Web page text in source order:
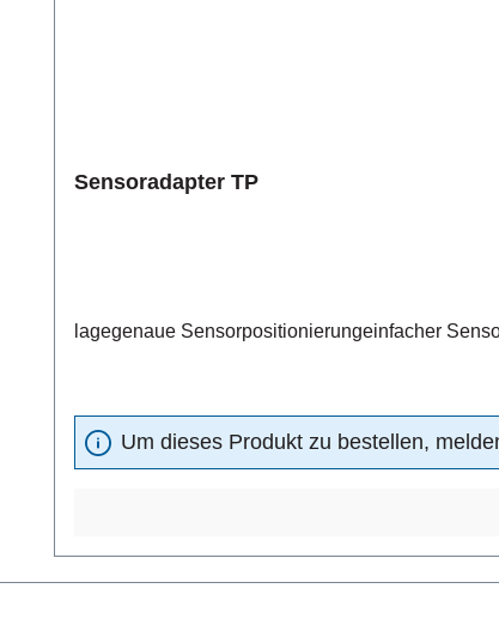
Sensoradapter TP
lagegenaue Sensorpositionierungeinfacher
Um dieses Produkt zu bestellen,